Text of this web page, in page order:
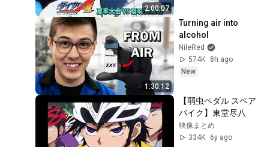
2:00:07
1:30:12
Turning air into
alcohol
NileRed
574K
8h ago
New
【弱虫ペダル スペア
バイク】東堂尽八
映像まとめ
334K
6y ago